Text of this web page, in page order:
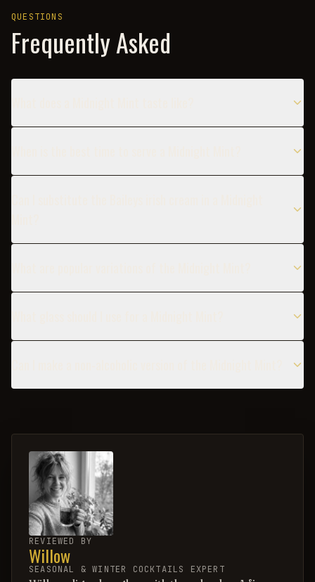
QUESTIONS
Frequently Asked
REVIEWED BY
Willow
SEASONAL & WINTER COCKTAILS EXPERT